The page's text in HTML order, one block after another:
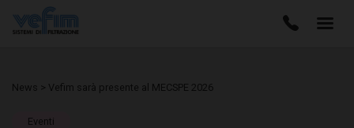
News > Vefim sarà presente al MECSPE 2026
Eventi